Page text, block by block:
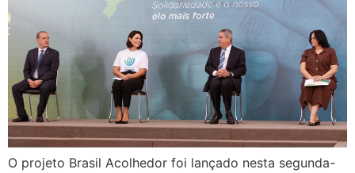
O projeto Brasil Acolhedor foi lançado nesta segunda-